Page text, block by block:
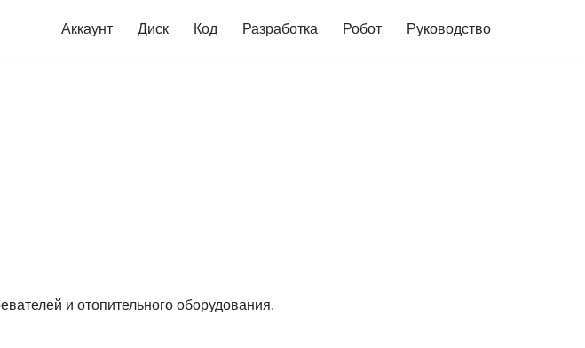
Аккаунт Диск Код Разработка Робот Руководство
и отопительного оборудования.